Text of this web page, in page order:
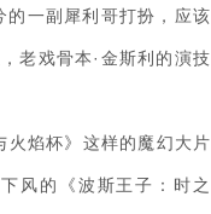
的一副犀利哥打扮，应该
老戏骨本·金斯利的演技
焰杯》这样的魔幻大片
风的《波斯王子：时之